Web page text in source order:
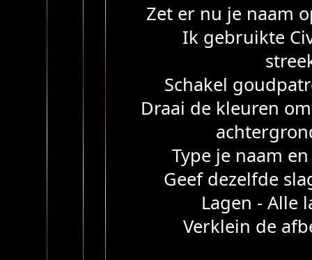
Zet er nu je naam
Ik gebruikte
Schakel
Draai de kleuren
Type je naam
Geef dezelfde
Lagen - Alle
Verklein de